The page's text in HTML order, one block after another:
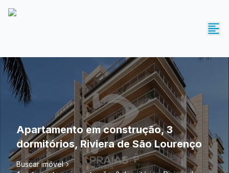
Apartamento em construção, 3
dormitórios, Riviera de São Lourenço
Buscar imóvel